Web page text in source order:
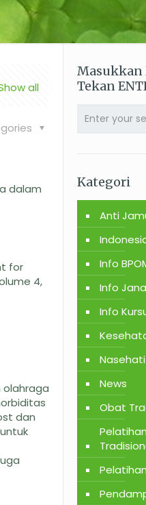
all
dalam
for
4,
olahraga
dan
Masukkan
Tekan
Kategori
Anti
Info
Info
Info
Nasehati
News
Obat